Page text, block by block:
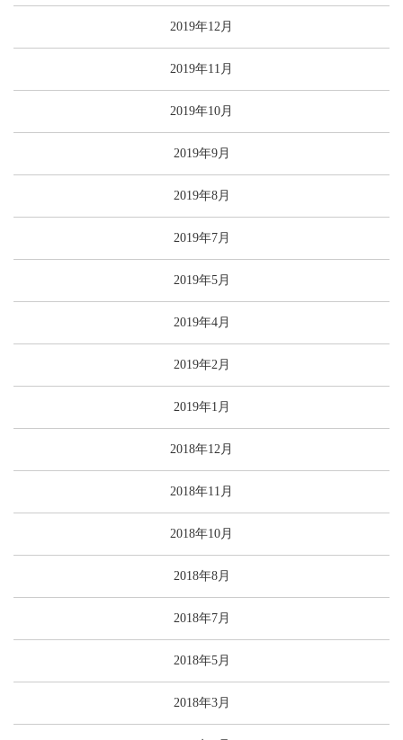
2019年12月
2019年11月
2019年10月
2019年9月
2019年8月
2019年7月
2019年5月
2019年4月
2019年2月
2019年1月
2018年12月
2018年11月
2018年10月
2018年8月
2018年7月
2018年5月
2018年3月